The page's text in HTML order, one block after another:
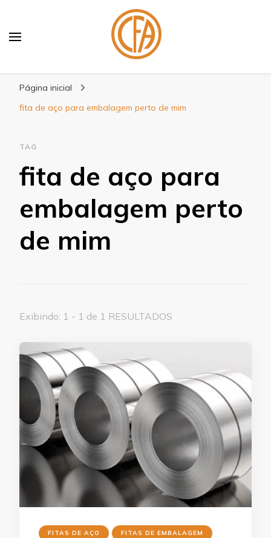
Página inicial
fita de aço para embalagem perto de mim
TAG
fita de aço para
embalagem perto
de mim
Exibindo: 1 - 1 de 1 RESULTADOS
FITAS DE AÇO FITAS DE EMBALAGEM